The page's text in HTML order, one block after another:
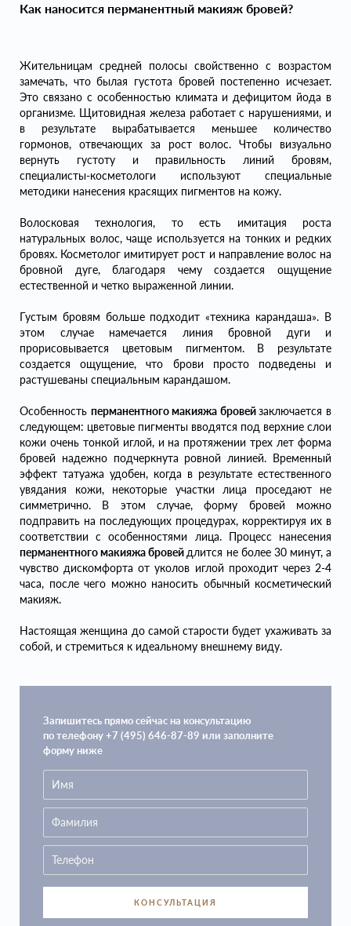
Как наносится перманентный макияж бровей?
Жительницам средней полосы свойственно с возрастом
замечать, что былая густота бровей постепенно исчезает.
Это связано с особенностью климата и дефицитом йода в
организме. Щитовидная железа работает с нарушениями, и
в результате вырабатывается меньшее количество
гормонов, отвечающих за рост волос. Чтобы визуально
вернуть густоту и правильность линий бровям,
специалисты-косметологи используют специальные
методики нанесения красящих пигментов на кожу.
Волосковая технология, то есть имитация роста
натуральных волос, чаще используется на тонких и редких
бровях. Косметолог имитирует рост и направление волос на
бровной дуге, благодаря чему создается ощущение
естественной и четко выраженной линии.
Густым бровям больше подходит «техника карандаша». В
этом случае намечается линия бровной дуги и
прорисовывается цветовым пигментом. В результате
создается ощущение, что брови просто подведены и
растушеваны специальным карандашом.
Особенность перманентного макияжа бровейзаключается в
следующем: цветовые пигменты вводятся под верхние слои
кожи очень тонкой иглой, и на протяжении трех лет форма
бровей надежно подчеркнута ровной линией. Временный
эффект татуажа удобен, когда в результате естественного
увядания кожи, некоторые участки лица проседают не
симметрично. В этом случае, форму бровей можно
подправить на последующих процедурах, корректируя их в
соответствии с особенностями лица. Процесс нанесения
перманентного макияжа бровей длится не более 30 минут, а
чувство дискомфорта от уколов иглой проходит через 2-4
часа, после чего можно наносить обычный косметический
макияж.
Настоящая женщина до самой старости будет ухаживать за
собой, и стремиться к идеальному внешнему виду.
Запишитесь прямо сейчас на консультацию
по телефону +7 (495) 646-87-89 или заполните
форму ниже
КОНСУЛЬТАЦИЯ